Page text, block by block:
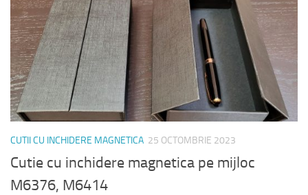
CUTII CU INCHIDERE MAGNETICA 25 OCTOMBRIE 2023
Cutie cu inchidere magnetica pe mijloc
M6376, M6414